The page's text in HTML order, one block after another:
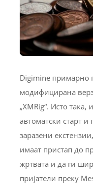
Digimine примарно
модифицирана
„XMRig“. Исто
автоматски старт и
заразени
имаат пристап до
жртвата и да ги
пријатели преку